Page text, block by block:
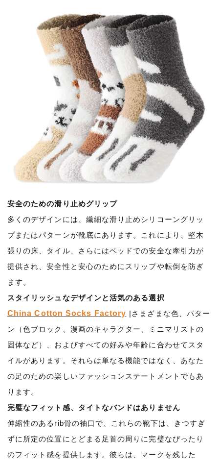
安全のための滑り止めグリップ
多くのデザインには、繊細な滑り止めシリコーングリッ
プまたはパターンが靴底にあります。これにより、堅木
張りの床、タイル、さらにはベッドでの安全な牽引力が
提供され、安全性と安心のためにスリップや転倒を防ぎ
ます。
スタイリッシュなデザインと活気のある選択
China Cotton Socks Factory |さまざまな色、パター
ン（色ブロック、漫画のキャラクター、ミニマリストの
固体など）、およびすべての好みや年齢に合わせてスタ
イルがあります。それらは単なる機能ではなく、あなた
の足のための楽しいファッションステートメントでもあ
ります。
完璧なフィット感、タイトなバンドはありません
伸縮性のあるrib骨の袖口で、これらの靴下は、きつすぎ
ずに所定の位置にとどまる足首の周りに完璧なぴったり
のフィット感を提供します。彼らは、マークを残した